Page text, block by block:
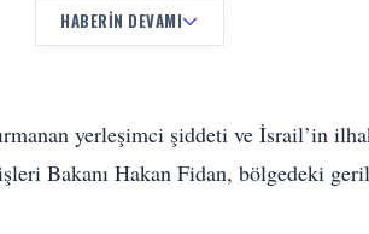
HABERIN DEVAMI
yerleşimci şiddeti ve İsrail’in
Bakanı Hakan Fidan, bölgedeki